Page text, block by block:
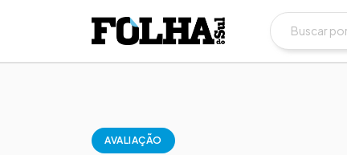
AVALIAÇÃO